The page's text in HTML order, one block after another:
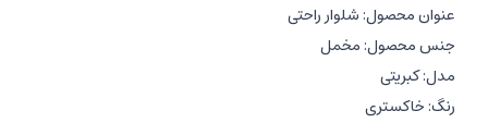
عنوان محصول: شلوار راحتی
جنس محصول: مخمل
مدل: کبریتی
رنگ: خاکستری